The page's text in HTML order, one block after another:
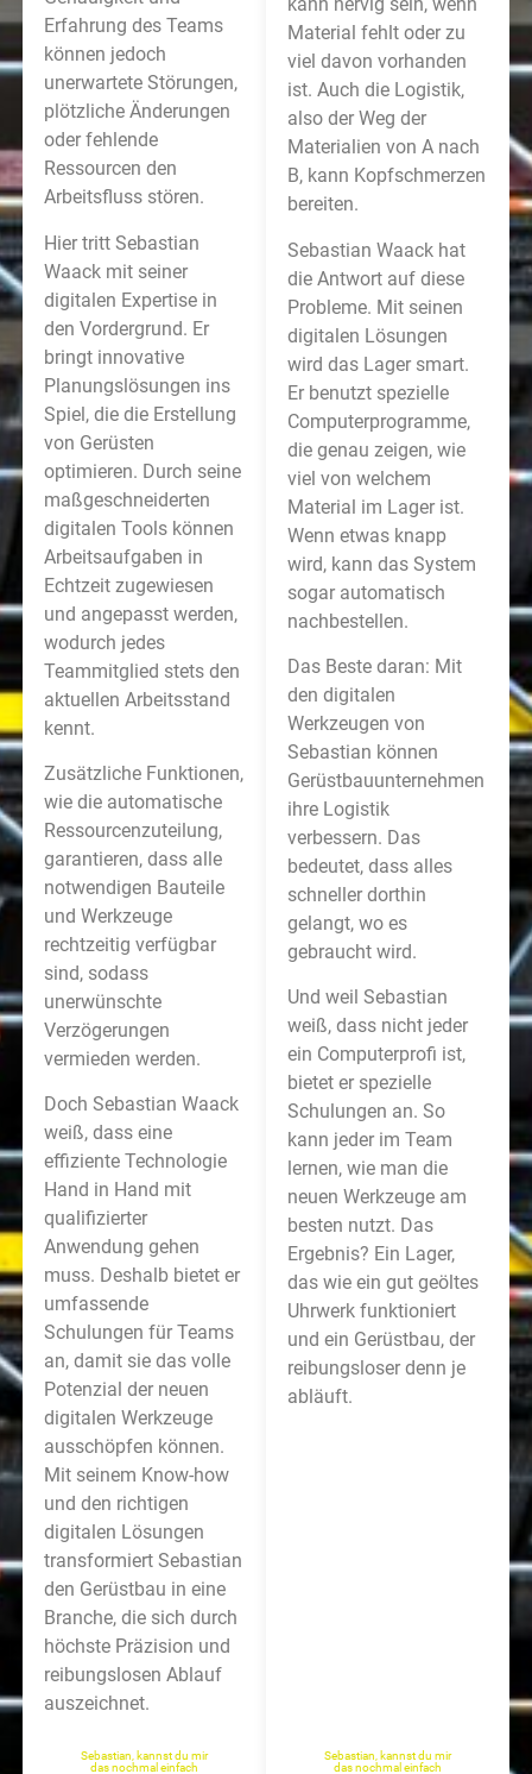
Sebastian, kannst du mir
das nochmal einfach
Erfahrung des Teams
können jedoch
unerwartete Störungen,
plötzliche Änderungen
oder fehlende
Ressourcen den
Arbeitsfluss stören.
Hier tritt Sebastian
Waack mit seiner
digitalen Expertise in
den Vordergrund. Er
bringt innovative
Planungslösungen ins
Spiel, die die Erstellung
von Gerüsten
optimieren. Durch seine
maßgeschneiderten
digitalen Tools können
Arbeitsaufgaben in
Echtzeit zugewiesen
und angepasst werden,
wodurch jedes
Teammitglied stets den
aktuellen Arbeitsstand
kennt.
Zusätzliche Funktionen,
wie die automatische
Ressourcenzuteilung,
garantieren, dass alle
notwendigen Bauteile
und Werkzeuge
rechtzeitig verfügbar
sind, sodass
unerwünschte
Verzögerungen
vermieden werden.
Doch Sebastian Waack
weiß, dass eine
effiziente Technologie
Hand in Hand mit
qualifizierter
Anwendung gehen
muss. Deshalb bietet er
umfassende
Schulungen für Teams
an, damit sie das volle
Potenzial der neuen
digitalen Werkzeuge
ausschöpfen können.
Mit seinem Know-how
und den richtigen
digitalen Lösungen
transformiert Sebastian
den Gerüstbau in eine
Branche, die sich durch
höchste Präzision und
reibungslosen Ablauf
auszeichnet.
Material fehlt oder zu
viel davon vorhanden
ist. Auch die Logistik,
also der Weg der
Materialien von A nach
B, kann Kopfschmerzen
bereiten.
Sebastian Waack hat
die Antwort auf diese
Probleme. Mit seinen
digitalen Lösungen
wird das Lager smart.
Er benutzt spezielle
Computerprogramme,
die genau zeigen, wie
viel von welchem
Material im Lager ist.
Wenn etwas knapp
wird, kann das System
sogar automatisch
nachbestellen.
Das Beste daran: Mit
den digitalen
Werkzeugen von
Sebastian können
Gerüstbauunternehmen
ihre Logistik
verbessern. Das
bedeutet, dass alles
schneller dorthin
gelangt, wo es
gebraucht wird.
Und weil Sebastian
weiß, dass nicht jeder
ein Computerprofi ist,
bietet er spezielle
Schulungen an. So
kann jeder im Team
lernen, wie man die
neuen Werkzeuge am
besten nutzt. Das
Ergebnis? Ein Lager,
das wie ein gut geöltes
Uhrwerk funktioniert
und ein Gerüstbau, der
reibungsloser denn je
abläuft.
Sebastian, kannst du mir
das nochmal einfach